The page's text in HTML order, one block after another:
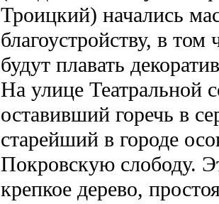
Троицкий) начались
благоустройству, в
будут плавать
На улице Театральной
оставивший горечь в
старейший в городе
Покровскую слободу.
крепкое дерево,